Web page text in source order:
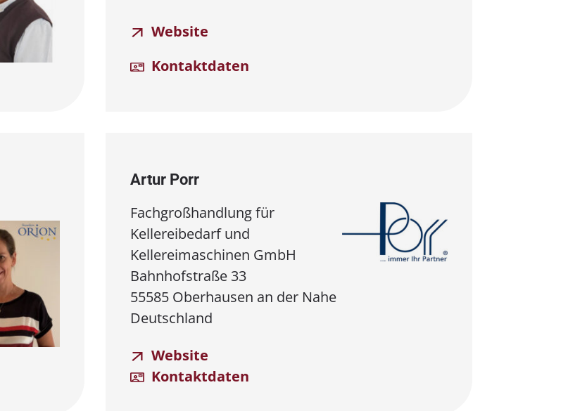
Website
Kontaktdaten
Artur Porr
Fachgroßhandlung für
Kellereibedarf und
Kellereimaschinen GmbH
Bahnhofstraße 33
55585 Oberhausen an der Nahe
Deutschland
Website
Kontaktdaten